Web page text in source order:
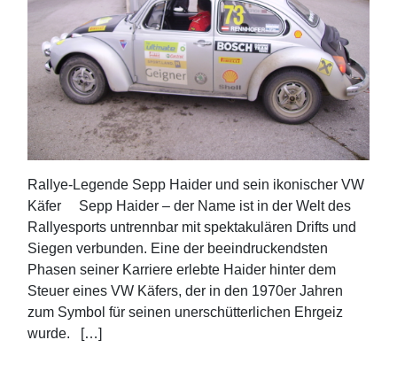
Rallye-Legende Sepp Haider und sein ikonischer VW
Käfer Sepp Haider – der Name ist in der Welt des
Rallyesports untrennbar mit spektakulären Drifts und
Siegen verbunden. Eine der beeindruckendsten
Phasen seiner Karriere erlebte Haider hinter dem
Steuer eines VW Käfers, der in den 1970er Jahren
zum Symbol für seinen unerschütterlichen Ehrgeiz
wurde. […]